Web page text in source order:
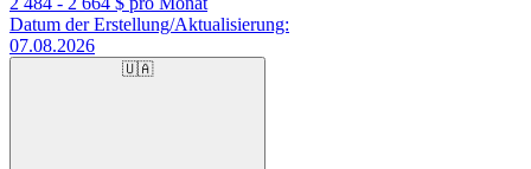
Datum der Erstellung/Aktualisierung:
07.08.2026
🇺🇦